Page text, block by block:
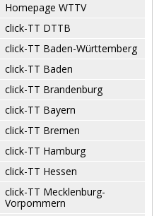
Homepage WTTV
click-TT DTTB
click-TT Baden-Württemberg
click-TT Baden
click-TT Brandenburg
click-TT Bayern
click-TT Bremen
click-TT Hamburg
click-TT Hessen
click-TT Mecklenburg-
Vorpommern